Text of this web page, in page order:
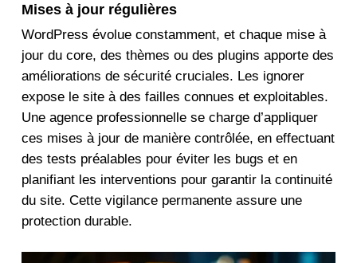
Mises à jour régulières
WordPress évolue constamment, et chaque mise à
jour du core, des thèmes ou des plugins apporte des
améliorations de sécurité cruciales. Les ignorer
expose le site à des failles connues et exploitables.
Une agence professionnelle se charge d’appliquer
ces mises à jour de manière contrôlée, en effectuant
des tests préalables pour éviter les bugs et en
planifiant les interventions pour garantir la continuité
du site. Cette vigilance permanente assure une
protection durable.